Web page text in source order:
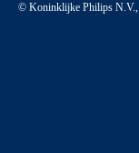
© Koninklijke Philips N.V.,